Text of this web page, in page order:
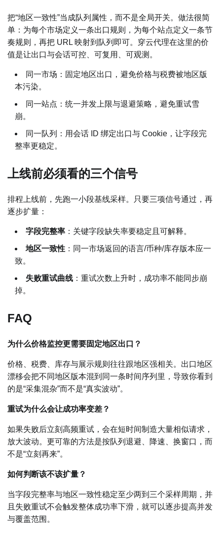
把“地区一致性”当成队列属性，而不是全局开关。做法很简
单：为每个市场定义一条出口规则，为每个站点定义一条节
奏规则，再把 URL 映射到队列即可。穿云代理在这里的价
值是让出口与会话可控、可复用、可观测。
同一市场：固定地区出口，避免价格与税费被地区版
本污染。
同一站点：统一并发上限与退避策略，避免重试雪
崩。
同一队列：用会话 ID 绑定出口与 Cookie，让字段完
整率更稳定。
上线前必须看的三个信号
排程上线前，先跑一小段基线采样。只要三项信号通过，再
逐步扩量：
字段完整率 ：关键字段缺失率要稳定且可解释。
地区一致性 ：同一市场返回的语言/币种/库存版本应一
致。
失败重试曲线 ：重试次数上升时，成功率不能同步崩
掉。
FAQ
为什么价格监控更需要固定地区出口？
价格、税费、库存与展示规则往往跟地区强相关。出口地区
漂移会把不同地区版本混到同一条时间序列里，导致你看到
的是“采集混杂”而不是“真实波动”。
重试为什么会让成功率变差？
如果失败后立刻高频重试，会在短时间制造大量相似请求，
放大波动。更可靠的方法是按队列退避、降速、换窗口，而
不是“立刻再来”。
如何判断该不该扩量？
当字段完整率与地区一致性稳定至少两到三个采样周期，并
且失败重试不会触发整体成功率下滑，就可以逐步提高并发
与覆盖范围。